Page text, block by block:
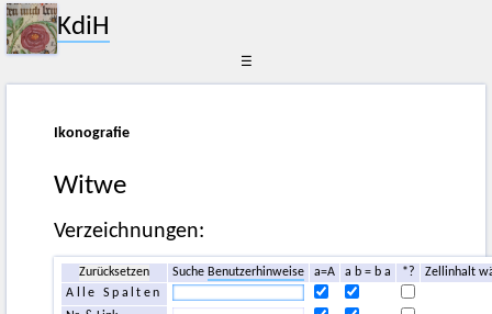
KdiH
☰
Ikonografie
Witwe
Verzeichnungen:
Zurücksetzen SucheBenutzerhinweise a=A a b = b a *?
Zellinhalt
Alle Spalten